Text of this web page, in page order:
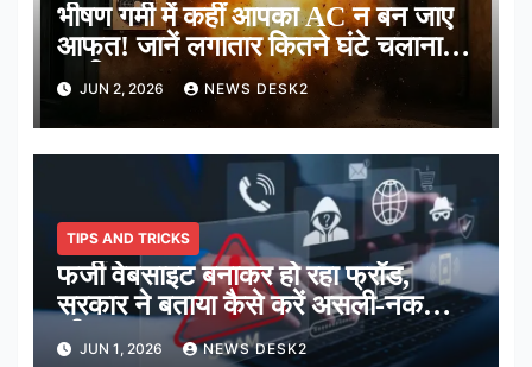
भीषण गर्मी में कहीं आपका AC न बन जाए
आफत! जानें लगातार कितने घंटे चलाना है
सुरक्षित
JUN 2, 2026 NEWS DESK2
TIPS AND TRICKS
फर्जी वेबसाइट बनाकर हो रहा फ्रॉड,
सरकार ने बताया कैसे करें असली-नकली
की पहचान
JUN 1, 2026 NEWS DESK2